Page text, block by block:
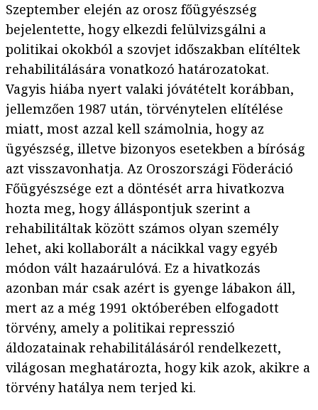
Szeptember elején az orosz főügyészség
bejelentette, hogy elkezdi felülvizsgálni a
politikai okokból a szovjet időszakban elítéltek
rehabilitálására vonatkozó határozatokat.
Vagyis hiába nyert valaki jóvátételt korábban,
jellemzően 1987 után, törvénytelen elítélése
miatt, most azzal kell számolnia, hogy az
ügyészség, illetve bizonyos esetekben a bíróság
azt visszavonhatja. Az Oroszországi Föderáció
Főügyészsége ezt a döntését arra hivatkozva
hozta meg, hogy álláspontjuk szerint a
rehabilitáltak között számos olyan személy
lehet, aki kollaborált a nácikkal vagy egyéb
módon vált hazaárulóvá. Ez a hivatkozás
azonban már csak azért is gyenge lábakon áll,
mert az a még 1991 októberében elfogadott
törvény, amely a politikai represszió
áldozatainak rehabilitálásáról rendelkezett,
világosan meghatározta, hogy kik azok, akikre a
törvény hatálya nem terjed ki.